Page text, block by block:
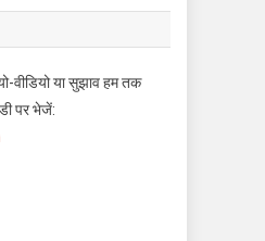
या सुझाव हम तक
पर भेजें: